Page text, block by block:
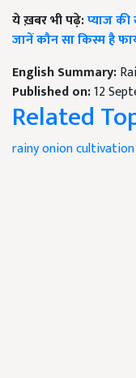
ये ख़बर भी पढ़े:प्याज
जानें कौन सा किस्म है
English Summary:
Published on:12
Related
rainy onion cultivation